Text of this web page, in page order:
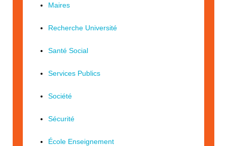
Maires
Recherche Université
Santé Social
Services Publics
Société
Sécurité
École Enseignement